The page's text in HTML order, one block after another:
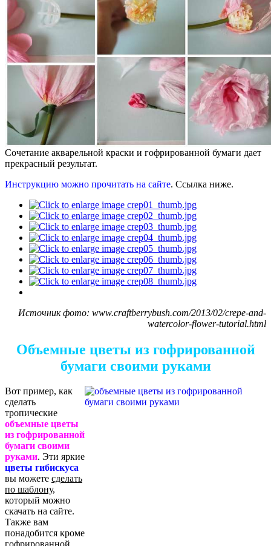
Сочетание акварельной краски и гофрированной бумаги дает
прекрасный результат.
Инструкцию можно прочитать на сайте. Ссылка ниже.
Источник фото: www.craftberrybush.com/2013/02/crepe-and-
watercolor-flower-tutorial.html
Объемные цветы из гофрированной
бумаги своими руками
Вот пример, как
сделать
тропические
объемные цветы
из гофрированной
бумаги своими
руками. Эти яркие
цветы гибискуса
вы можете сделать
по шаблону,
который можно
скачать на сайте.
Также вам
понадобится кроме